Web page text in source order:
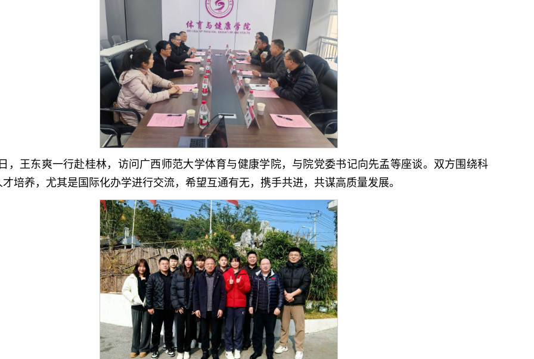
，王东爽一行赴桂林，访问广西师范大学体育与健康学院，与院党委书记向先孟等座谈。双方围绕科
培养，尤其是国际化办学进行交流，希望互通有无，携手共进，共谋高质量发展。